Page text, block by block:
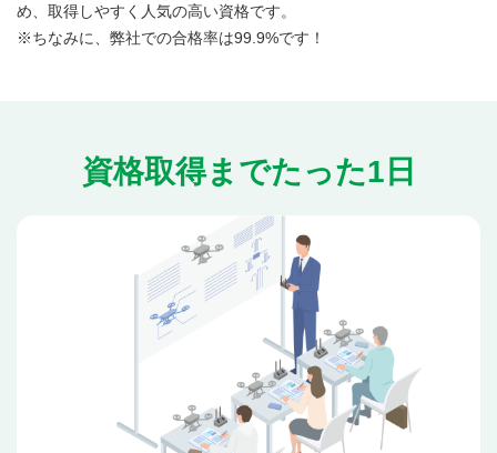
め、取得しやすく人気の高い資格です。
※ちなみに、弊社での合格率は99.9%です！
資格取得までたった1日